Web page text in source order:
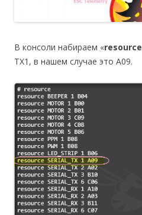
В консоли набираем «resource
TX1, в нашем случае это A09.